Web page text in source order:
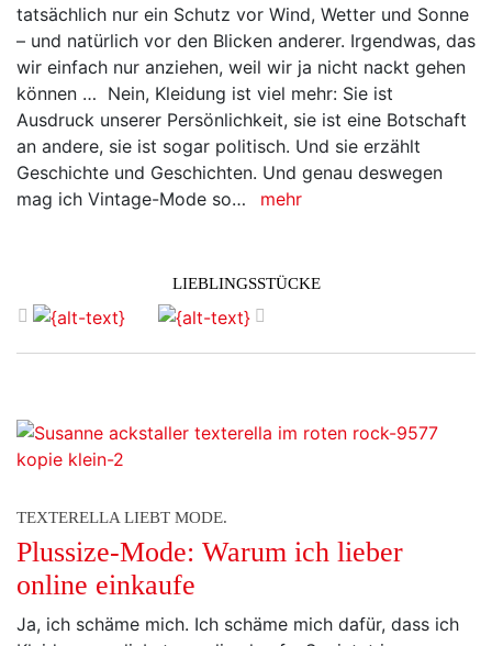
tatsächlich nur ein Schutz vor Wind, Wetter und Sonne
– und natürlich vor den Blicken anderer. Irgendwas, das
wir einfach nur anziehen, weil wir ja nicht nackt gehen
können … Nein, Kleidung ist viel mehr: Sie ist
Ausdruck unserer Persönlichkeit, sie ist eine Botschaft
an andere, sie ist sogar politisch. Und sie erzählt
Geschichte und Geschichten. Und genau deswegen
mag ich Vintage-Mode so…
mehr
LIEBLINGSSTÜCKE
zurück vor
TEXTERELLA LIEBT MODE.
Plussize-Mode: Warum ich lieber
online einkaufe
Ja, ich schäme mich. Ich schäme mich dafür, dass ich